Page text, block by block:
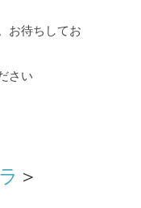
お待ちしてお
さい
＞